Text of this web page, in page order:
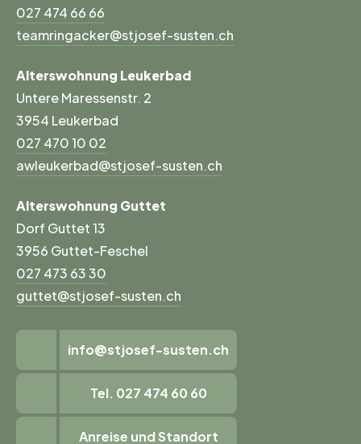
027 474 66 66
teamringacker@stjosef-susten.ch
Alterswohnung Leukerbad
Untere Maressenstr. 2
3954 Leukerbad
027 470 10 02
awleukerbad@stjosef-susten.ch
Alterswohnung Guttet
Dorf Guttet 13
3956 Guttet-Feschel
027 473 63 30
guttet@stjosef-susten.ch
info@stjosef-susten.ch
Tel. 027 474 60 60
Anreise und Standort